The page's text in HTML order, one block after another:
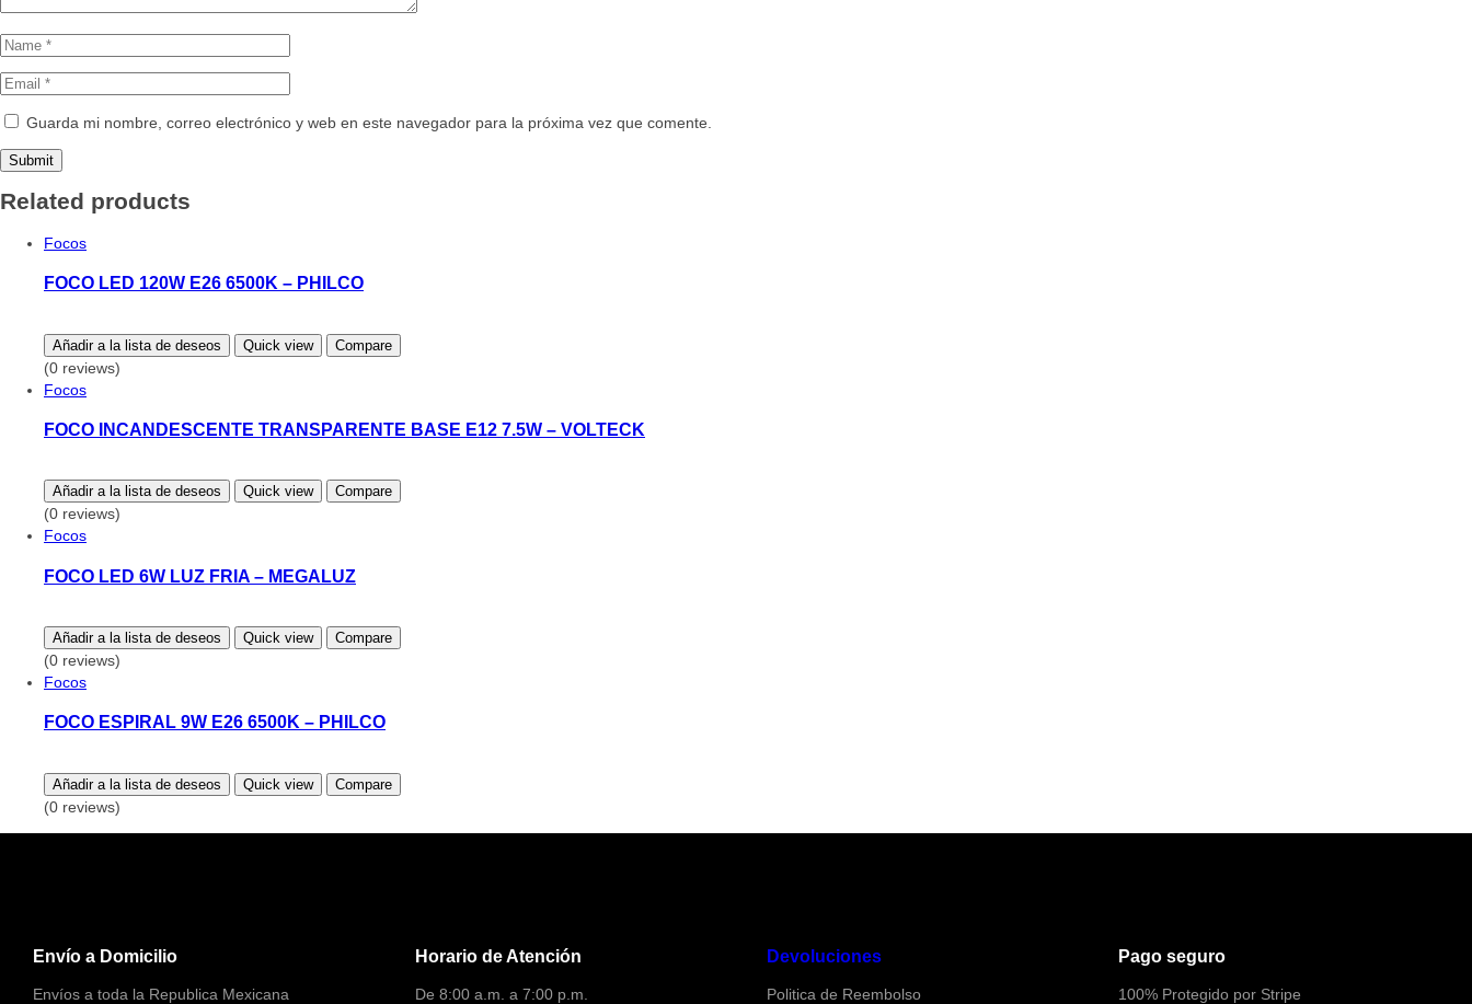
Guarda mi nombre, correo electrónico y web en este navegador para la próxima vez que comente.
Related products
Focos
FOCO LED 120W E26 6500K – PHILCO
Añadir a la lista de deseos Quick view Compare
(0 reviews)
Focos
FOCO INCANDESCENTE TRANSPARENTE BASE E12 7.5W – VOLTECK
Añadir a la lista de deseos Quick view Compare
(0 reviews)
Focos
FOCO LED 6W LUZ FRIA – MEGALUZ
Añadir a la lista de deseos Quick view Compare
(0 reviews)
Focos
FOCO ESPIRAL 9W E26 6500K – PHILCO
Añadir a la lista de deseos Quick view Compare
(0 reviews)
Envío a Domicilio
Envíos a toda la Republica Mexicana
Horario de Atención
De 8:00 a.m. a 7:00 p.m.
Devoluciones
Politica de Reembolso
Pago seguro
100% Protegido por Stripe